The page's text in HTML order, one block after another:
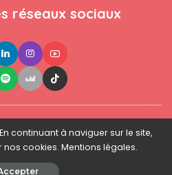
réseaux sociaux
● L'équipe ● Mentions légales
- Tous droits réservés.
continuant à naviguer sur le site,
nos cookies. Mentions légales.